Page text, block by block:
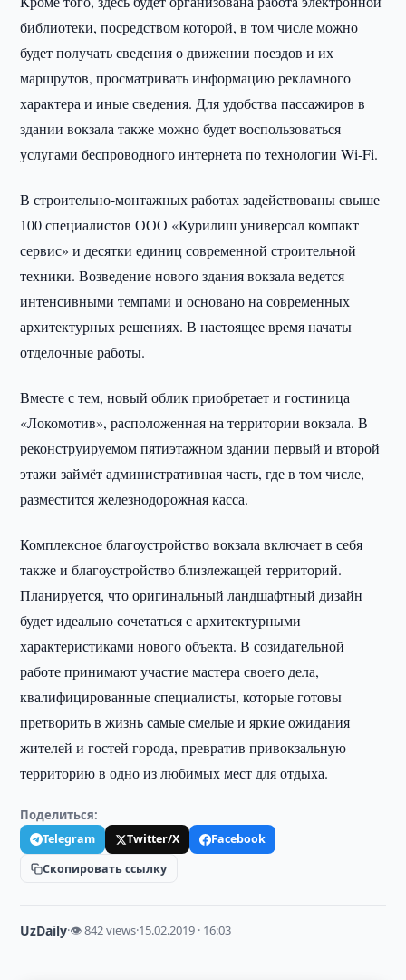
библиотеки, посредством которой, в том числе можно
будет получать сведения о движении поездов и их
маршрутов, просматривать информацию рекламного
характера и иные сведения. Для удобства пассажиров в
здании вокзала также можно будет воспользоваться
услугами беспроводного интернета по технологии Wi-Fi.
В строительно-монтажных работах задействованы свыше
100 специалистов ООО «Курилиш универсал компакт
сервис» и десятки единиц современной строительной
техники. Возведение нового здания вокзала ведется
интенсивными темпами и основано на современных
архитектурных решениях. В настоящее время начаты
отделочные работы.
Вместе с тем, новый облик приобретает и гостиница
«Локомотив», расположенная на территории вокзала. В
реконструируемом пятиэтажном здании первый и второй
этажи займёт административная часть, где в том числе,
разместится железнодорожная касса.
Комплексное благоустройство вокзала включает в себя
также и благоустройство близлежащей территорий.
Планируется, что оригинальный ландшафтный дизайн
будет идеально сочетаться с архитектурными
характеристиками нового объекта. В созидательной
работе принимают участие мастера своего дела,
квалифицированные специалисты, которые готовы
претворить в жизнь самые смелые и яркие ожидания
жителей и гостей города, превратив привокзальную
территорию в одно из любимых мест для отдыха.
Поделиться:
Telegram Twitter/X
Facebook
Скопировать ссылку
UzDaily·👁 842 views·15.02.2019 · 16:03